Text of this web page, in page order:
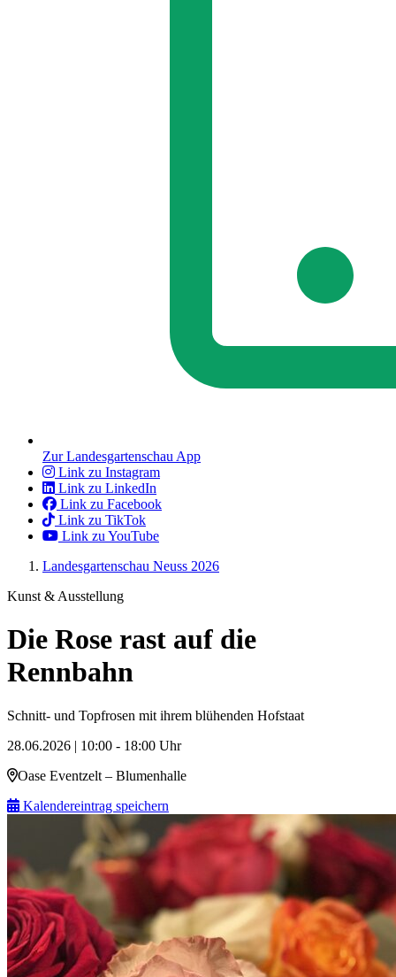
Zur Landesgartenschau App
Link zu Instagram
Link zu LinkedIn
Link zu Facebook
Link zu TikTok
Link zu YouTube
Landesgartenschau Neuss 2026
Kunst & Ausstellung
Die Rose rast auf die
Rennbahn
Schnitt- und Topfrosen mit ihrem blühenden Hofstaat
28.06.2026 | 10:00 - 18:00 Uhr
Oase Eventzelt – Blumenhalle
Kalendereintrag speichern